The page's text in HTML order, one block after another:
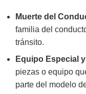
Muerte del
familia del
tránsito.
Equipo Especial
piezas o equipo
parte del modelo